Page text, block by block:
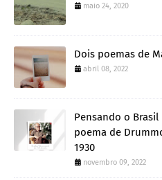
maio 24, 2020
Dois poemas de
abril 08, 2022
Pensando o
poema de
1930
novembro 09, 2022